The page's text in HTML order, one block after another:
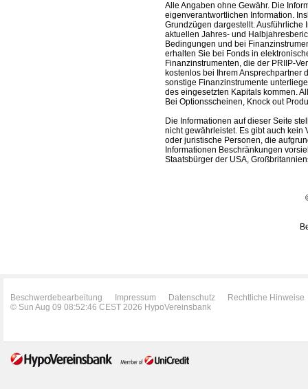
Alle Angaben ohne Gewähr. Die
eigenverantwortlichen Information.
Grundzügen dargestellt.
aktuellen Jahres- und
Bedingungen und bei
erhalten Sie bei Fonds in
Finanzinstrumenten, die der PRIIP-
kostenlos bei Ihrem Ansprechpartner
sonstige Finanzinstrumente
des eingesetzten Kapitals kommen.
Bei Optionsscheinen, Knock out
Die Informationen auf dieser Seite
nicht gewährleistet. Es gibt auch kein
oder juristische Personen, die
Informationen Beschränkungen
Staatsbürger der USA,
Beschwerdebearbeitung Impressum Datenschutz
Rechtliche Hinweise
© Sun Aug 09 08:52:46 CEST 2026 HypoVereinsbank